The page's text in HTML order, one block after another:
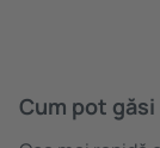
Cum pot